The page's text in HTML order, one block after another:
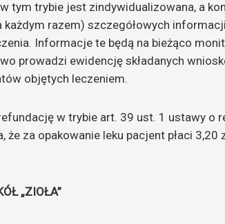
tym trybie jest zindywidualizowana, a
każdym razem) szczegółowych
Informacje te będą na bieżąco
prowadzi ewidencję składanych
objętych leczeniem.
w trybie art. 39 ust. 1 ustawy o
że za opakowanie leku pacjent płaci 3,20
„ZIOŁA”